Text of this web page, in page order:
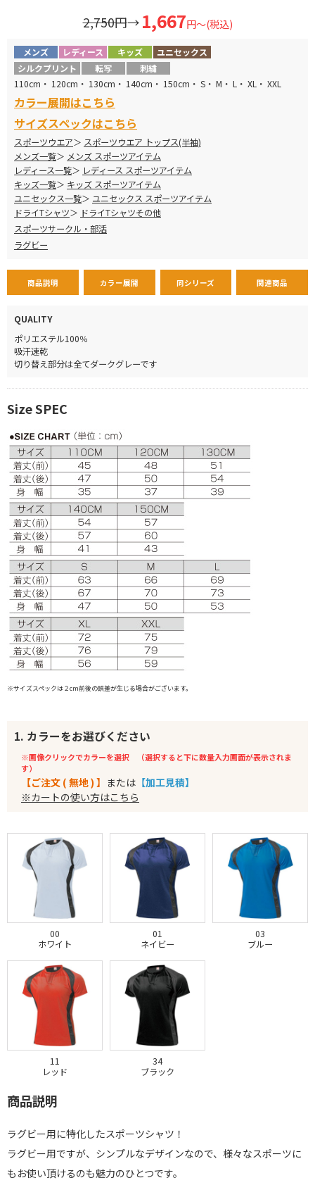
2,750円→ 1,667円～(税込)
メンズ レディース キッズ
ユニセックス
シルクプリント
転写 刺繍
110cm・ 120cm・ 130cm・ 140cm・ 150cm・ S・ M・ L・ XL・ XXL
カラー展開はこちら
サイズスペックはこちら
スポーツウエア
スポーツウエア トップス(半袖)
メンズ一覧
メンズ スポーツアイテム
レディース一覧
レディース スポーツアイテム
キッズ一覧
キッズ スポーツアイテム
ユニセックス一覧
ユニセックス スポーツアイテム
ドライTシャツ
ドライTシャツその他
スポーツサークル・部活
ラグビー
商品説明 カラー展開 同シリーズ 関連商品
QUALITY
ポリエステル100％
吸汗速乾
切り替え部分は全てダークグレーです
Size SPEC
※サイズスペックは２cm前後の誤差が生じる場合がございます。
1. カラーをお選びください
※画像クリックでカラーを選択 （選択すると下に数量入力画面が表示されま
す）
【ご注文 ( 無地 ) 】 または 【加工見積】
※カートの使い方はこちら
00
ホワイト
01
ネイビー
03
ブルー
11
レッド
34
ブラック
商品説明
ラグビー用に特化したスポーツシャツ！
ラグビー用ですが、シンプルなデザインなので、様々なスポーツに
もお使い頂けるのも魅力のひとつです。